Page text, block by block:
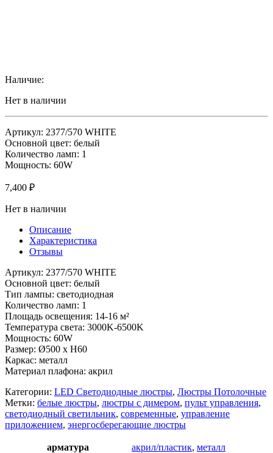
Наличие:
Нет в наличии
Артикул: 2377/570 WHITE
Основной цвет: белый
Количество ламп: 1
Мощность: 60W
7,400 ₽
Нет в наличии
Описание
Характеристика
Отзывы
Артикул: 2377/570 WHITE
Основной цвет: белый
Тип лампы: светодиодная
Количество ламп: 1
Площадь освещения: 14-16 м²
Температура света: 3000K-6500K
Мощность: 60W
Размер: Ø500 x H60
Каркас: металл
Материал плафона: акрил
Категории: LED Светодиодные люстры, Люстры Потолочные
Метки: белые люстры, люстры с димером, пульт управления,
светодиодный светильник, современные, управление
приложением, энергосберегающие люстры
арматура акрил/пластик, металл